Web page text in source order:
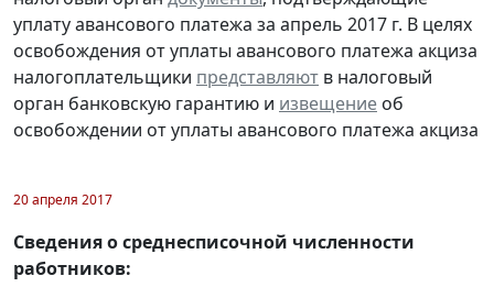
уплату авансового платежа за апрель 2017 г. В целях
освобождения от уплаты авансового платежа акциза
налогоплательщики представляют в налоговый
орган банковскую гарантию и извещение об
освобождении от уплаты авансового платежа акциза
20 апреля 2017
Сведения о среднесписочной численности
работников: